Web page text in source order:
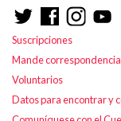
Suscripciones
Mande correspondencia
Voluntarios
Datos para encontrar y